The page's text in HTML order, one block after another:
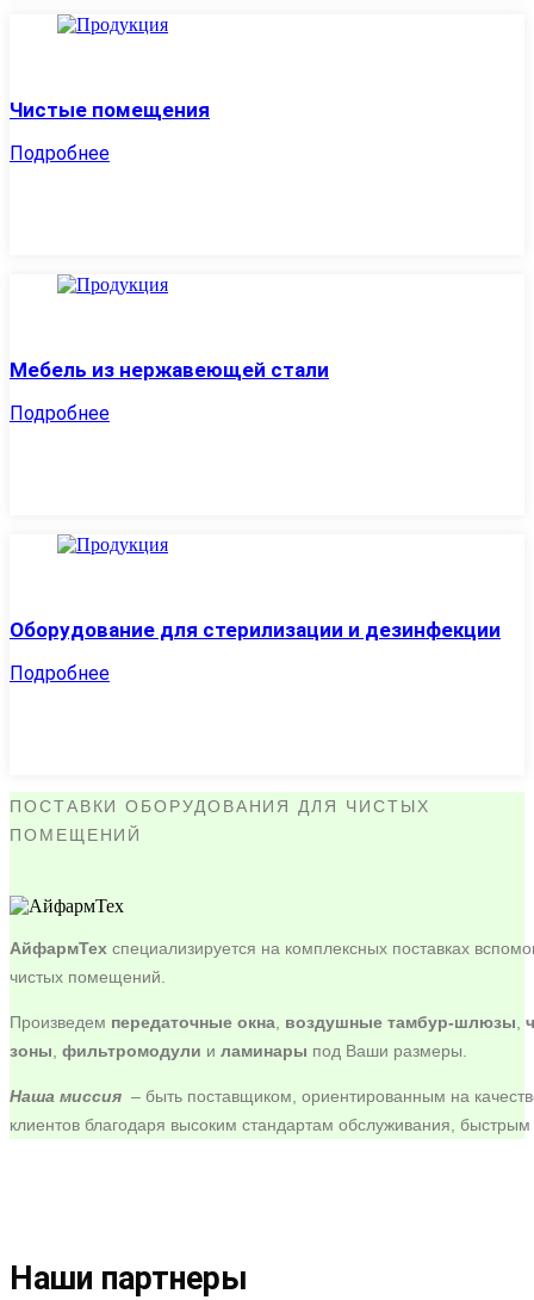
Чистые помещения
Подробнее
Мебель из нержавеющей стали
Подробнее
Оборудование для стерилизации и дезинфекции
Подробнее
ПОСТАВКИ ОБОРУДОВАНИЯ ДЛЯ ЧИСТЫХ
ПОМЕЩЕНИЙ
АйфармТех специализируется на комплексных поставках
чистых помещений.
Произведем передаточные окна воздушные тамбур-шлюзы
зоны фильтромодули и ламинары под Ваши размеры.
Наша миссия – быть поставщиком, ориентированным на
клиентов благодаря высоким стандартам обслуживания,
Наши партнеры